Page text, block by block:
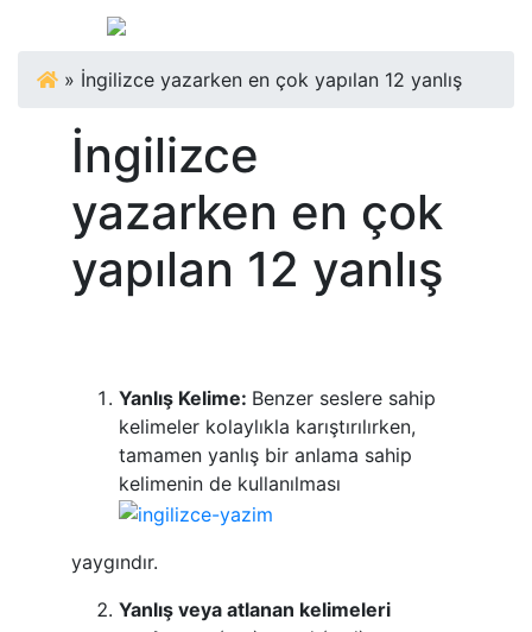
» İngilizce yazarken en çok yapılan 12 yanlış
İngilizce
yazarken en çok
yapılan 12 yanlış
Yanlış Kelime: Benzer seslere sahip
kelimeler kolaylıkla karıştırılırken,
tamamen yanlış bir anlama sahip
kelimenin de kullanılması
yaygındır.
Yanlış veya atlanan kelimeleri